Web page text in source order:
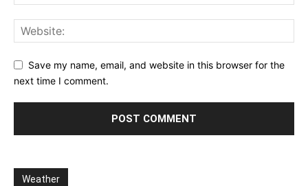
Save my name, email, and website in this browser for the
next time I comment.
Weather